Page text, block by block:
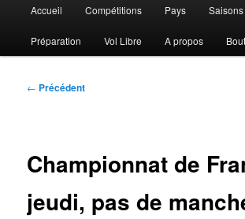
principal
Accueil Compétitions Pays Saisons
Préparation Vol Libre A propos
Navigation
← Précédent
Championnat de
jeudi, pas de